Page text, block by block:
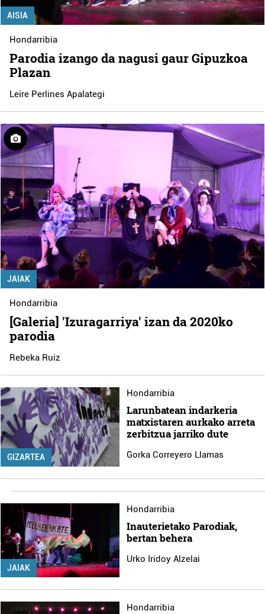
AISIA
Hondarribia
Parodia izango da nagusi gaur Gipuzkoa
Plazan
Leire Perlines Apalategi
JAIAK
Hondarribia
[Galeria] 'Izuragarriya' izan da 2020ko
parodia
Rebeka Ruiz
GIZARTEA
Hondarribia
Larunbatean indarkeria
matxistaren aurkako arreta
zerbitzua jarriko dute
Gorka Correyero Llamas
JAIAK
Hondarribia
Inauterietako Parodiak,
bertan behera
Urko Iridoy Alzelai
Hondarribia